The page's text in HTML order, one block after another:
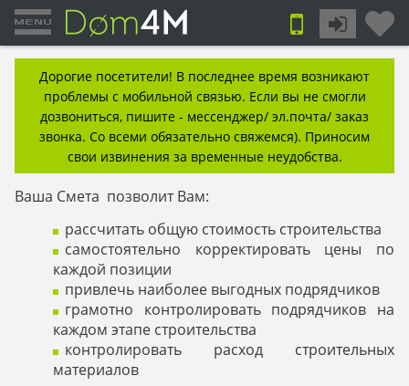
Дорогие посетители! В последнее время возникают
проблемы с мобильной связью. Если вы не смогли
дозвониться, пишите - мессенджер/ эл.почта/ заказ
звонка. Со всеми обязательно свяжемся). Приносим
свои извинения за временные неудобства.
Ваша Смета позволит Вам:
рассчитать общую стоимость строительства
самостоятельно корректировать цены по
каждой позиции
привлечь наиболее выгодных подрядчиков
грамотно контролировать подрядчиков на
каждом этапе строительства
контролировать расход строительных
материалов